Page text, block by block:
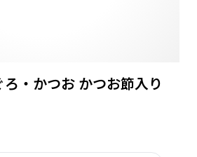
・かつお かつお節入り